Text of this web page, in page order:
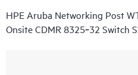
HPE Aruba Networking Post
Onsite CDMR 8325‑32 Switch